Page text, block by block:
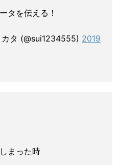
タを伝える！
タ (@sui1234555) 2019
まった時